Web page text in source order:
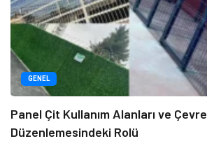
GENEL
Panel Çit Kullanım Alanları ve Çevre
Düzenlemesindeki Rolü